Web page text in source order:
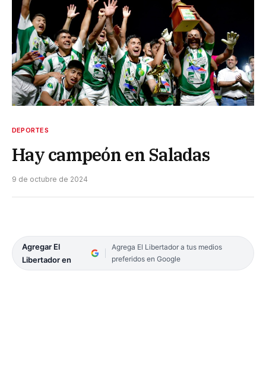
DEPORTES
Hay campeón en Saladas
9 de octubre de 2024
Agregar El
Libertador en
Agrega El Libertador a tus medios
preferidos en Google